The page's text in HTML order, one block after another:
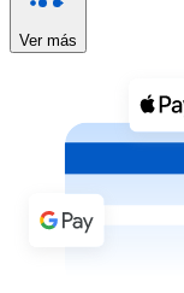
Compra
Comprar con
Añade
Comprar con
Ver más